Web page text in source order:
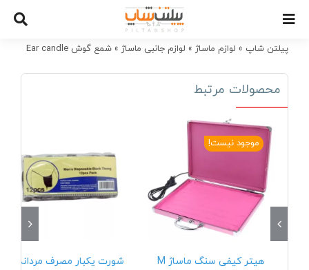
contentپیلتن شاپ » لوازم ماساژ » لوازم جانبی ماساژ » شمع گوش Ear candle
محصولات مرتبط
موجود نیست!
هیتر کیفی سنگ ماساژ M
شورت یکبار مصرف مردانه